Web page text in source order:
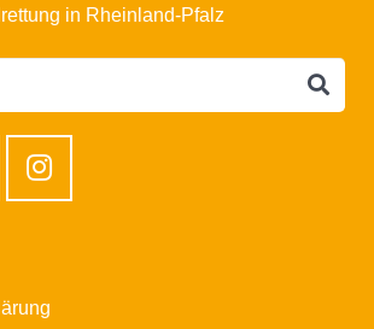
in Rheinland-Pfalz